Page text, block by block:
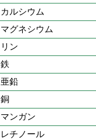
カルシウム
マグネシウム
リン
鉄
亜鉛
銅
マンガン
レチノール